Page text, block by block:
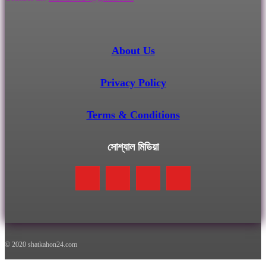
About Us
Privacy Policy
Terms & Conditions
সোশ্যাল মিডিয়া
© 2020 shatkahon24.com